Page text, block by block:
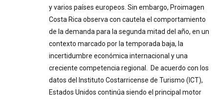
y varios países europeos. Sin embargo, Proimagen
Costa Rica observa con cautela el comportamiento
de la demanda para la segunda mitad del año, en un
contexto marcado por la temporada baja, la
incertidumbre económica internacional y una
creciente competencia regional. De acuerdo con los
datos del Instituto Costarricense de Turismo (ICT),
Estados Unidos continúa siendo el principal motor